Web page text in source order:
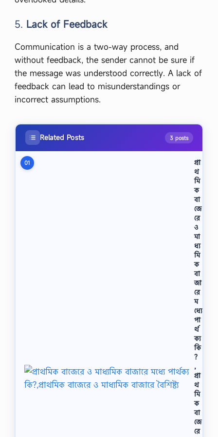
5. Lack of Feedback
Communication is a two-way process, and
without feedback, the sender cannot be sure if
the message was understood correctly. A lack of
feedback can lead to misunderstandings or
incorrect assumptions.
Related Posts 3 posts
01
প্রা
থ
মি
ক
বা
জে
রে
ও
মা
ধ্য
মি
ক
বা
জা
রে
ম
ধ্যে
পা
র্থ
ক্য
কি
?
,
প্রা
থ
মি
ক
বা
জে
রে